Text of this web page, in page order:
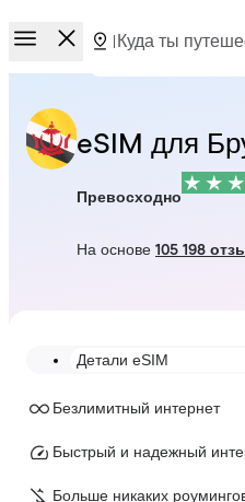
eSIM для
Превосходно
На основе 105 198
Детали eSIM
Безлимитный интернет
Быстрый и надежный
Больше никаких